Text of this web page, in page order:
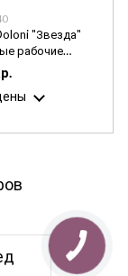
"Звезда"
рабочие
7 класс 11
4040